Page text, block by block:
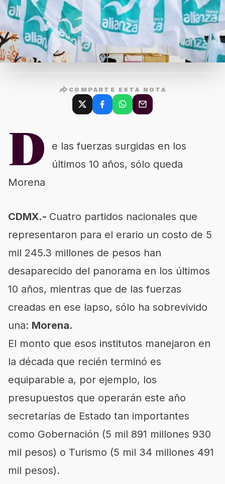
COMPARTE ESTA NOTA
D
e las fuerzas surgidas en los
últimos 10 años, sólo queda
Morena
CDMX.- Cuatro partidos nacionales que
representaron para el erario un costo de 5
mil 245.3 millones de pesos han
desaparecido del panorama en los últimos
10 años, mientras que de las fuerzas
creadas en ese lapso, sólo ha sobrevivido
una: Morena.
El monto que esos institutos manejaron en
la década que recién terminó es
equiparable a, por ejemplo, los
presupuestos que operarán este año
secretarías de Estado tan importantes
como Gobernación (5 mil 891 millones 930
mil pesos) o Turismo (5 mil 34 millones 491
mil pesos).